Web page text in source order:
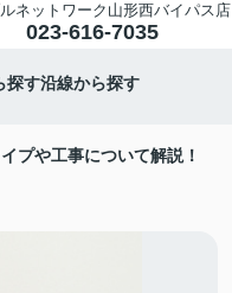
ネットワーク山形西バイパス店
023-616-7035
探す沿線から探す
プや工事について解説！